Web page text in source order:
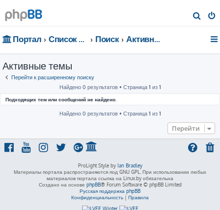
о
Портал Список форумов Поиск Активные темы
Активные темы
Перейти к расширенному поиску
Найдено 0 результатов • Страница 1 из 1
Подходящих тем или сообщений не найдено.
Найдено 0 результатов • Страница 1 из 1
Перейти
ProLight Style by Ian Bradley
Материалы портала распространяются под GNU GPL. При использовании любых
материалов портала ссылка на Linux.by обязательна
Создано на основе phpBB® Forum Software © phpBB Limited
Русская поддержка phpBB
Конфиденциальность | Правила